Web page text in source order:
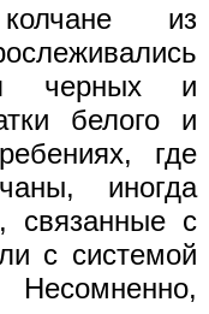
из
черных и
белого и
где
иногда
связанные с
с системой